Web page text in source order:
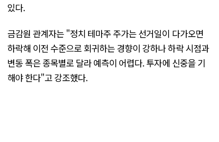
있다.
금감원 관계자는 "정치 테마주 주가는 선거일이 다가오면
하락해 이전 수준으로 회귀하는 경향이 강하나 하락 시점과
변동 폭은 종목별로 달라 예측이 어렵다. 투자에 신중을 기
해야 한다"고 강조했다.